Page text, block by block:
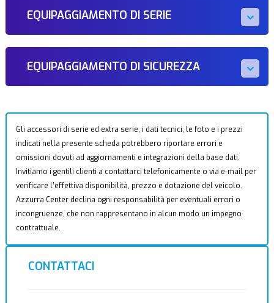
EQUIPAGGIAMENTO DI SERIE
EQUIPAGGIAMENTO DI SICUREZZA
Gli accessori di serie ed extra serie, i dati tecnici, le foto e i prezzi
indicati nella presente scheda potrebbero riportare errori e
omissioni dovuti ad aggiornamenti e integrazioni della base dati.
Invitiamo i gentili clienti a contattarci telefonicamente o via e-mail per
verificare l’effettiva disponibilità, prezzo e dotazione del veicolo.
Azzurra Center declina ogni responsabilità per eventuali errori o
incongruenze, che non rappresentano in alcun modo un impegno
contrattuale.
CONTATTACI